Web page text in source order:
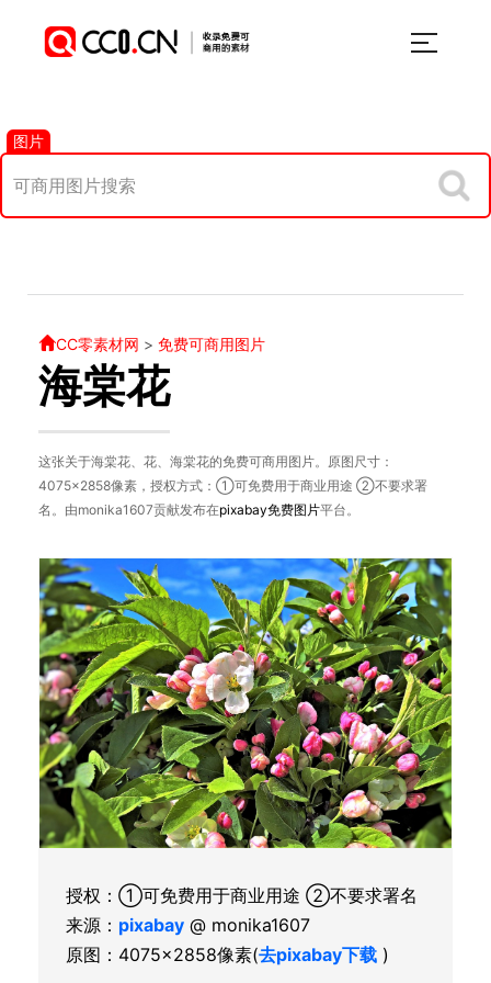
图片
CC零素材网 > 免费可商用图片
海棠花
这张关于海棠花、花、海棠花的免费可商用图片。原图尺寸：
4075×2858像素，授权方式：①可免费用于商业用途 ②不要求署
名。由monika1607贡献发布在pixabay免费图片平台。
授权：①可免费用于商业用途 ②不要求署名
来源： pixabay @ monika1607
原图：4075×2858像素(去pixabay下载 )